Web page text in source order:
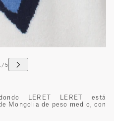
LERET LERET está
Mongolia de peso medio, con